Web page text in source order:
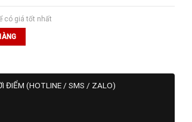
có giá tốt nhất
Cap (026328 03) số lượng
ĐIỂM (HOTLINE / SMS / ZALO)